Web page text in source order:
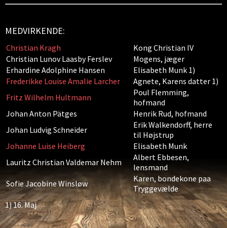
MEDVIRKENDE:
Christian Kragh
Kong Christian IV
Christian Lunov Laasby Ferslev
Mogens, jæger
Erhardine Adolphine Hansen
Elisabeth Munk 1)
Frederikke Louise Amalie Larcher
Agnete, Karens datter 1)
Fritz Wilhelm Hultmann
Poul Flemming,
hofmand
Johan Anton Pätges
Henrik Rud, hofmand
Johan Ludvig Schneider
Erik Walkendorff, herre
til Højstrup
Johanne Luise Heiberg
Elisabeth Munk
Lauritz Christian Valdemar Nehm
Albert Ebbesen,
lensmand
Sofie Jacobine Winsløw
Karen, bondekone paa
Tryggevælde
1) 16. Maj